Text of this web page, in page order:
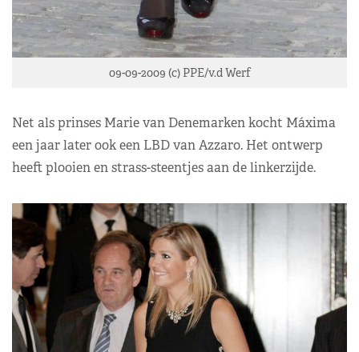
09-09-2009 (c) PPE/v.d Werf
Net als prinses Marie van Denemarken kocht Máxima
een jaar later ook een LBD van Azzaro. Het ontwerp
heeft plooien en strass-steentjes aan de linkerzijde.